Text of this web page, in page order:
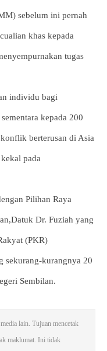
sebelum ini pernah
khas kepada
tugas
individu bagi
kepada 200
berterusan di Asia
pada
Pilihan Raya
Dr. Fuziah yang
(PKR)
sekurang-kurangnya 20
Sembilan.
lain. Tujuan mencetak
maklumat. Ini tidak